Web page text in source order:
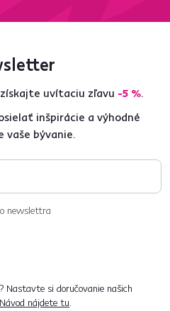
uvítaciu zľavu -5 %.
inšpirácie a výhodné
vaše bývanie.
newslettra
Nastavte si doručovanie našich
Návod nájdete tu.